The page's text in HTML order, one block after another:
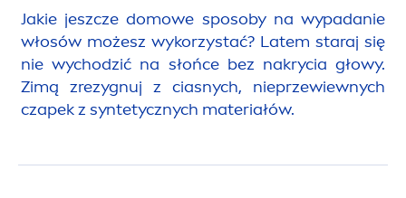
Jakie jeszcze domowe sposoby na wypadanie
włosów możesz wykorzystać? Latem staraj się
nie wychodzić na słońce bez nakrycia głowy.
Zimą zrezygnuj z ciasnych, nieprzewiewnych
czapek z syntetycznych materiałów.